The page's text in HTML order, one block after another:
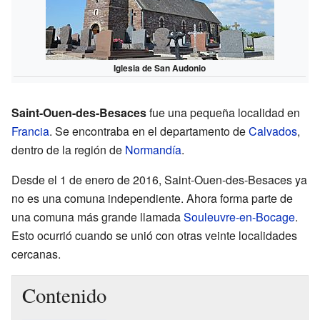
Iglesia de San Audonio
Saint-Ouen-des-Besacesfue una pequeña localidad en
Francia. Se encontraba en el departamento deCalvados,
dentro de la región de Normandía.
Desde el 1 de enero de 2016, Saint-Ouen-des-Besaces ya
no es una comuna independiente. Ahora forma parte de
una comuna más grande llamadaSouleuvre-en-Bocage.
Esto ocurrió cuando se unió con otras veinte localidades
cercanas.
Contenido